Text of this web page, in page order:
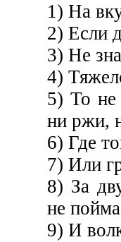
1) На
2) Если
3) Не
4)
5) То не
ни ржи,
6) Где
7) Или
8) За
не
9) И